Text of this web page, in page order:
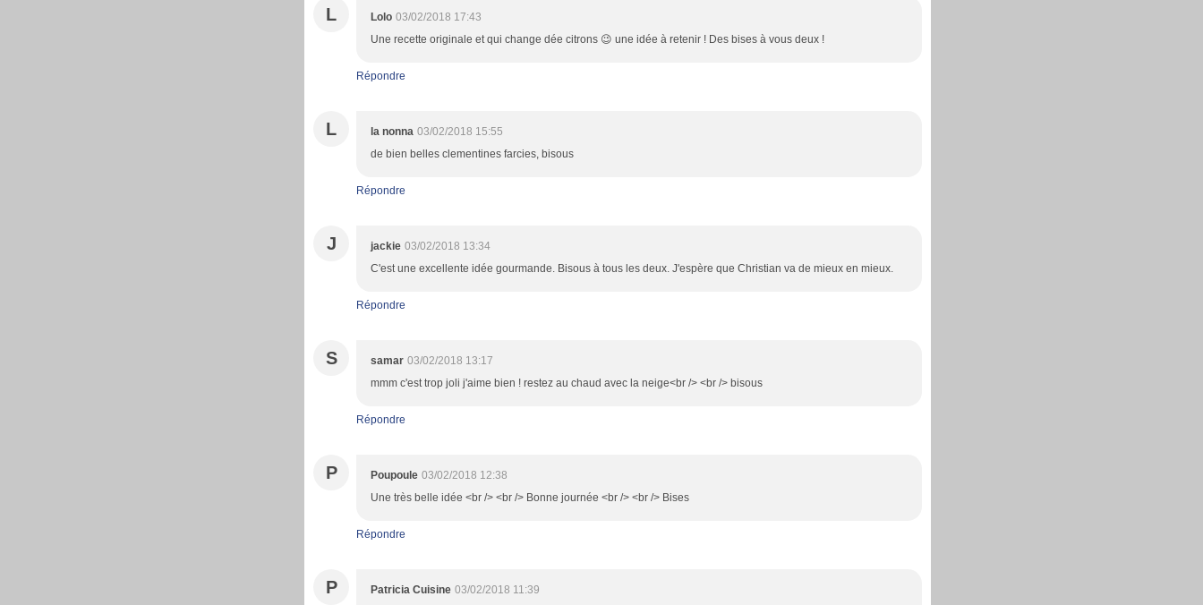
L Lolo 03/02/2018 17:43
Une recette originale et qui change dée citrons 😉 une idée à retenir ! Des bises à vous deux !
Répondre
L la nonna 03/02/2018 15:55
de bien belles clementines farcies, bisous
Répondre
J jackie 03/02/2018 13:34
C'est une excellente idée gourmande. Bisous à tous les deux. J'espère que Christian va de mieux en mieux.
Répondre
S samar 03/02/2018 13:17
mmm c'est trop joli j'aime bien ! restez au chaud avec la neige<br /> <br /> bisous
Répondre
P Poupoule 03/02/2018 12:38
Une très belle idée <br /> <br /> Bonne journée <br /> <br /> Bises
Répondre
P Patricia Cuisine 03/02/2018 11:39